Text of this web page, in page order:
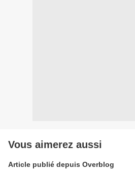
Vous aimerez aussi
Article publié depuis Overblog